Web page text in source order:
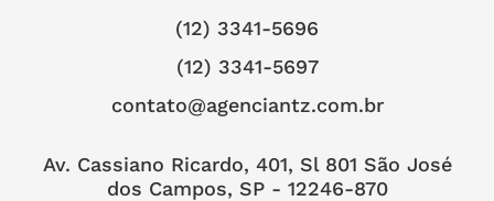
(12) 3341-5696
(12) 3341-5697
contato@agenciantz.com.br
Av. Cassiano Ricardo, 401, Sl 801 São José
dos Campos, SP - 12246-870